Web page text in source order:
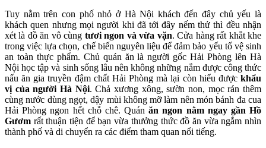
Tuy nằm trên con phố nhỏ ở Hà Nội khách đến đây chủ yếu là
khách quen nhưng mọi người khi đã tới đây nếm thử thì đều nhận
xét là đồ ăn vô cùng tươi ngon và vừa vặn. Cửa hàng rất khắt khe
trong việc lựa chọn, chế biến nguyên liệu để đảm bảo yếu tố vệ sinh
an toàn thực phẩm. Chủ quán ăn là người gốc Hải Phòng lên Hà
Nội học tập và sinh sống lâu nên không những nắm được công thức
nấu ăn gia truyền đậm chất Hải Phòng mà lại còn hiểu được khẩu
vị của người Hà Nội. Chả xương xông, sườn non, mọc rán thêm
cùng nước dùng ngọt, dậy mùi không mỡ làm nên món bánh đa cua
Hải Phòng ngon hết chỗ chê. Quánăn ngon nằm ngay gần Hồ
Gươm rất thuận tiện để bạn vừa thưởng thức đồ ăn vừa ngắm nhìn
thành phố và di chuyển ra các điểm tham quan nổi tiếng.